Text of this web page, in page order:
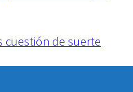
cuestión de suerte